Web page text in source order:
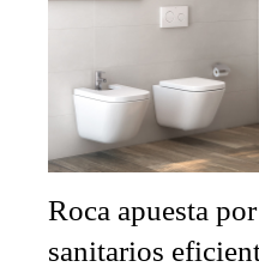
Roca apuesta
sanitarios